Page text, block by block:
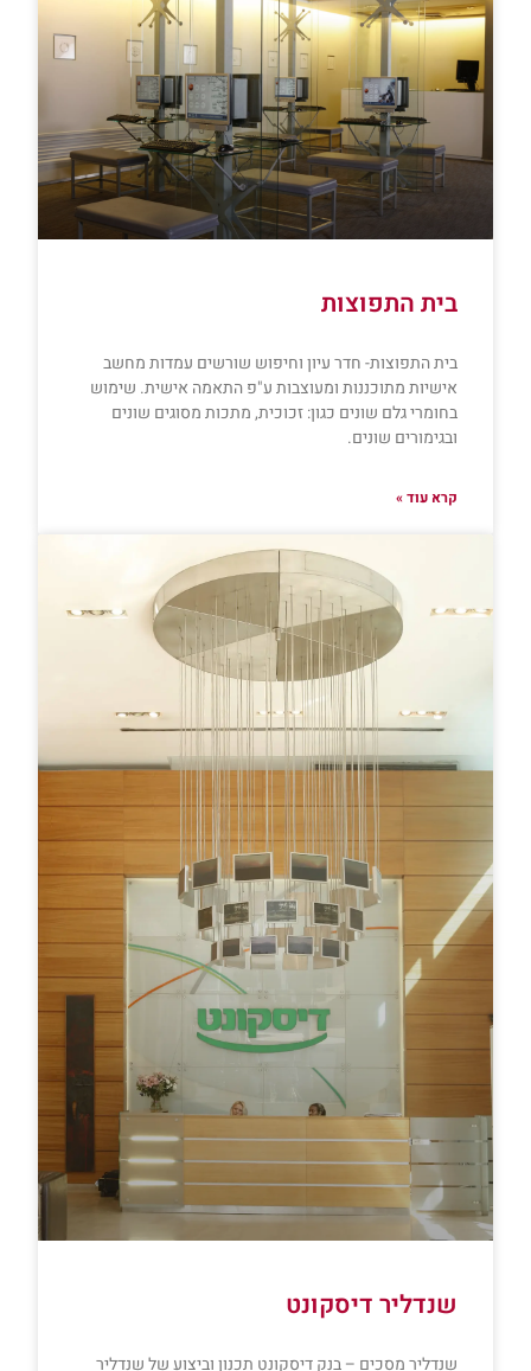
בית התפוצות
בית התפוצות- חדר עיון וחיפוש שורשים עמדות מחשב
אישיות מתוכננות ומעוצבות ע"פ התאמה אישית. שימוש
בחומרי גלם שונים כגון: זכוכית, מתכות מסוגים שונים
ובגימורים שונים.
קרא עוד »
שנדליר דיסקונט
שנדליר מסכים – בנק דיסקונט תכנון וביצוע של שנדליר